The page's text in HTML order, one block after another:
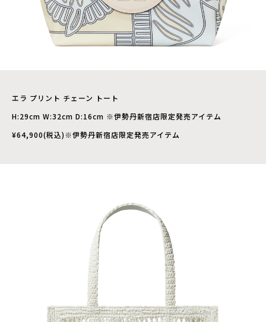
エラ プリント チェーン トート
H:29cm W:32cm D:16cm ※伊勢丹新宿店限定発売アイテム
¥64,900(税込)※伊勢丹新宿店限定発売アイテム